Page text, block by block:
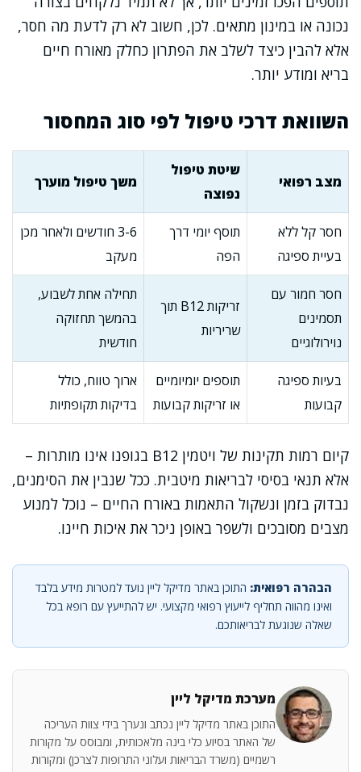
נכונה או במינון מתאים. לכן, חשוב לא רק לדעת מה חסר,
אלא להבין כיצד לשלב את הפתרון כחלק מאורח חיים
בריא ומודע יותר.
השוואת דרכי טיפול לפי סוג המחסור
מצב רפואי
שיטת טיפול
נפוצה
משך טיפול מוערך
חסר קל ללא
בעיית ספיגה
תוסף יומי דרך
הפה
3-6 חודשים ולאחר מכן
מעקב
חסר חמור עם
תסמינים
נוירולוגיים
זריקות B12 תוך
שריריות
תחילה אחת לשבוע,
בהמשך תחזוקה
חודשית
בעיות ספיגה
קבועות
תוספים יומיומיים
או זריקות קבועות
ארוך טווח, כולל
בדיקות תקופתיות
קיום רמות תקינות של ויטמין B12 בגופנו אינו מותרות –
אלא תנאי בסיסי לבריאות מיטבית. ככל שנבין את הסימנים,
נבדוק בזמן ונשקול התאמות באורח החיים – נוכל למנוע
מצבים מסובכים ולשפר באופן ניכר את איכות חיינו.
הבהרה רפואית: התוכן באתר מדיקל ליין נועד למטרות מידע בלבד
ואינו מהווה תחליף לייעוץ רפואי מקצועי. יש להתייעץ עם רופא בכל
שאלה שנוגעת לבריאותכם.
מערכת מדיקל ליין
התוכן באתר מדיקל ליין נכתב ונערך בידי צוות העריכה
של האתר בסיוע כלי בינה מלאכותית, ומבוסס על מקורות
רשמיים (משרד הבריאות ועלוני התרופות לצרכן) ומקורות